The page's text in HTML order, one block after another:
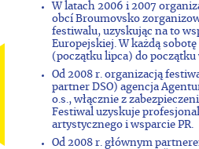
W latach 2006 i 2007
obcí Broumovsko
festiwalu, uzyskując na to
Europejskiej. W każdą
(początku lipca) do początku
Od 2008 r. organizacją
partner DSO) agencja
o.s., włącznie z
Festiwal uzyskuje
artystycznego i wsparcie PR.
Od 2008 r. głównym